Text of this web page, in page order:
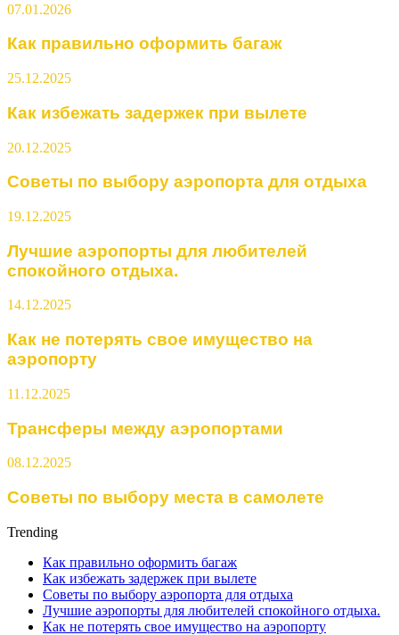
07.01.2026
Как правильно оформить багаж
25.12.2025
Как избежать задержек при вылете
20.12.2025
Советы по выбору аэропорта для отдыха
19.12.2025
Лучшие аэропорты для любителей
спокойного отдыха.
14.12.2025
Как не потерять свое имущество на
аэропорту
11.12.2025
Трансферы между аэропортами
08.12.2025
Советы по выбору места в самолете
Trending
Как правильно оформить багаж
Как избежать задержек при вылете
Советы по выбору аэропорта для отдыха
Лучшие аэропорты для любителей спокойного отдыха.
Как не потерять свое имущество на аэропорту